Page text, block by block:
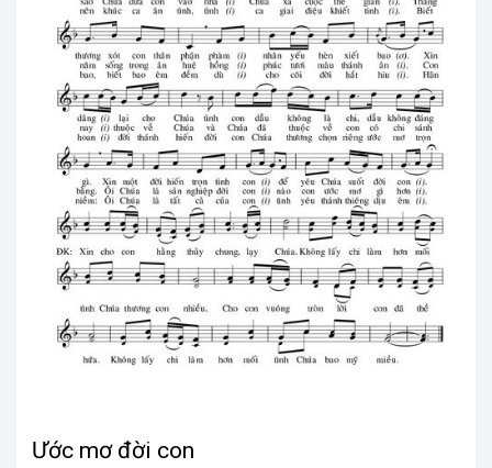
Hồng ân Diệu Huyền
Lm. Ân Đức • 200 views